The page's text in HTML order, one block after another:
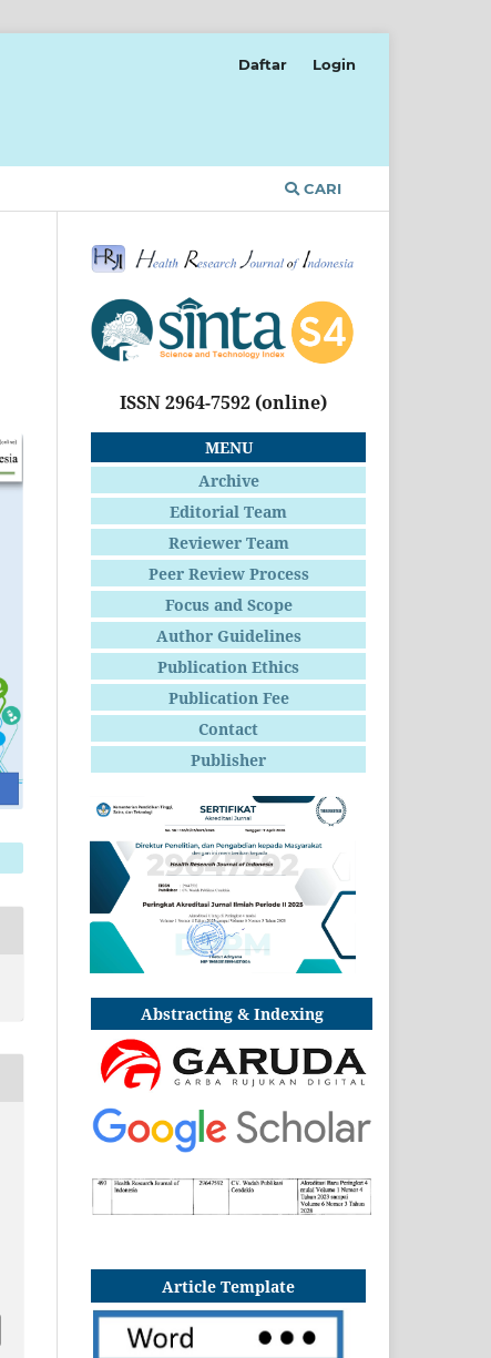
CARI
Daftar Login
ISSN 2964-7592(online)
MENU
Archive
Editorial Team
Reviewer Team
Peer Review Process
Focus and Scope
Author Guidelines
Publication Ethics
Publication Fee
Contact
Publisher
Abstracting & Indexing
Article Template